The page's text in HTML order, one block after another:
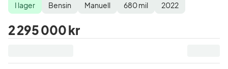
Lagerstatus
I lager
Drivmedel Bensin
Växellåda Manuell
Mätarställning 680mil
Modellår 2022
2 295 000 kr